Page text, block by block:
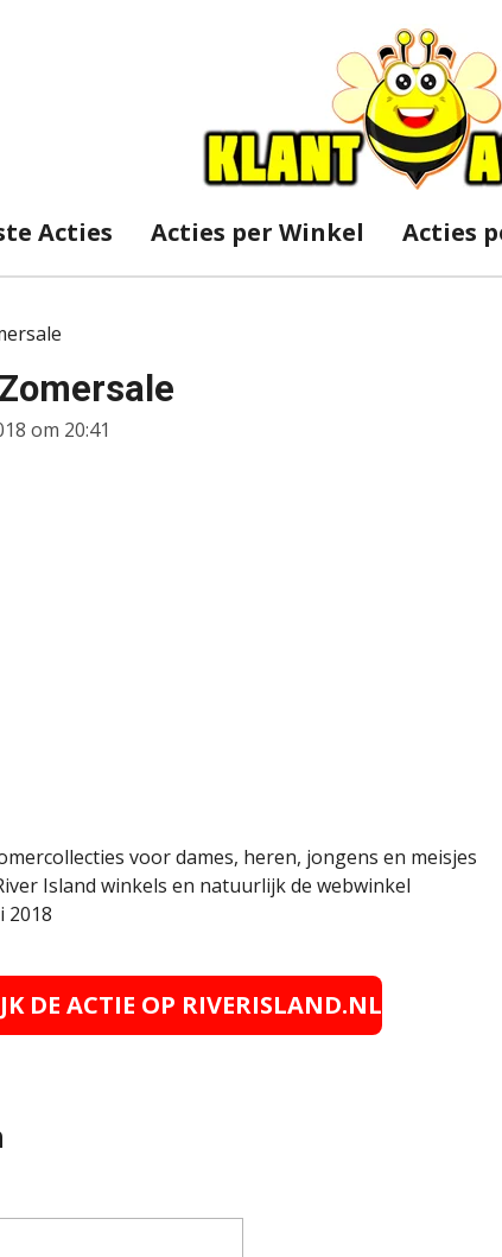
Acties Acties per Winkel Acties
om 20:41
voor dames, heren, jongens en meisjes
Island winkels en natuurlijk de webwinkel
2018
DE ACTIE OP RIVERISLAND.NL